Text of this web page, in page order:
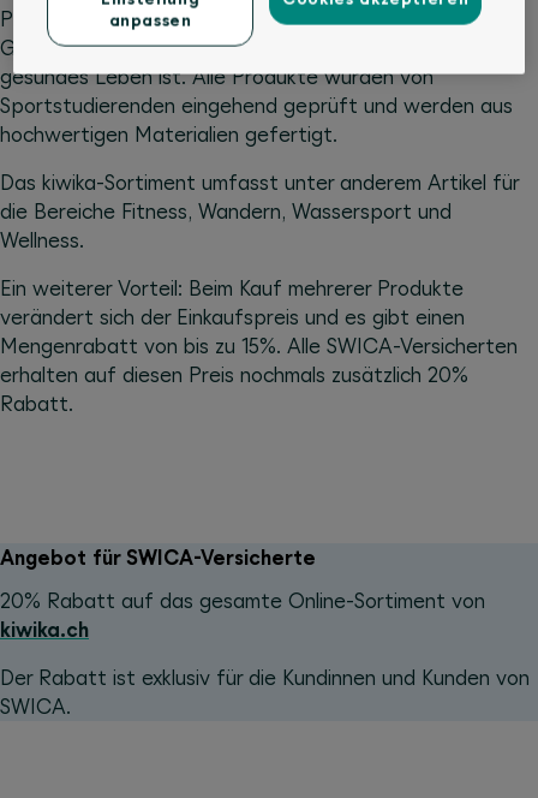
Produkte, hilfreiche Links, Trainingspläne und gute
Gründe, warum regelmässige Bewegung wichtig für ein
gesundes Leben ist. Alle Produkte wurden von
Sportstudierenden eingehend geprüft und werden aus
hochwertigen Materialien gefertigt.
Das kiwika-Sortiment umfasst unter anderem Artikel für
die Bereiche Fitness, Wandern, Wassersport und
Wellness.
Ein weiterer Vorteil: Beim Kauf mehrerer Produkte
verändert sich der Einkaufspreis und es gibt einen
Mengenrabatt von bis zu 15%. Alle SWICA-Versicherten
erhalten auf diesen Preis nochmals zusätzlich 20%
Rabatt.
Angebot für SWICA-Versicherte
20% Rabatt auf das gesamte Online-Sortiment von
kiwika.ch
Der Rabatt ist exklusiv für die Kundinnen und Kunden von
SWICA.
anpassen